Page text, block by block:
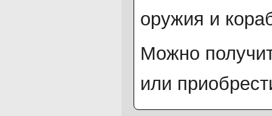
оружия и
Можно
или